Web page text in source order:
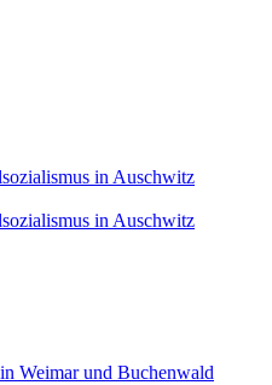
in Auschwitz
in Auschwitz
Weimar und Buchenwald